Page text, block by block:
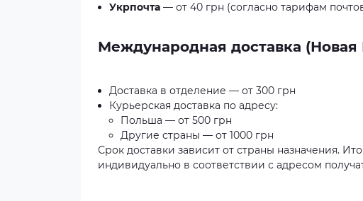
Укрпочта — от 40 грн (согласно тарифам
Международная доставка (Новая
Доставка в отделение — от 300 грн
Курьерская доставка по адресу:
Польша — от 500 грн
Другие страны — от 1000 грн
Срок доставки зависит от страны назначения.
индивидуально в соответствии с адресом